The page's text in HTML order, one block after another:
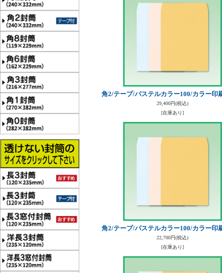
角2/テープ/パステルカラー100/カラー印
29,400円(税込)
[在庫あり]
角2/テープ/パステルカラー100/カラー印
22,700円(税込)
[在庫あり]